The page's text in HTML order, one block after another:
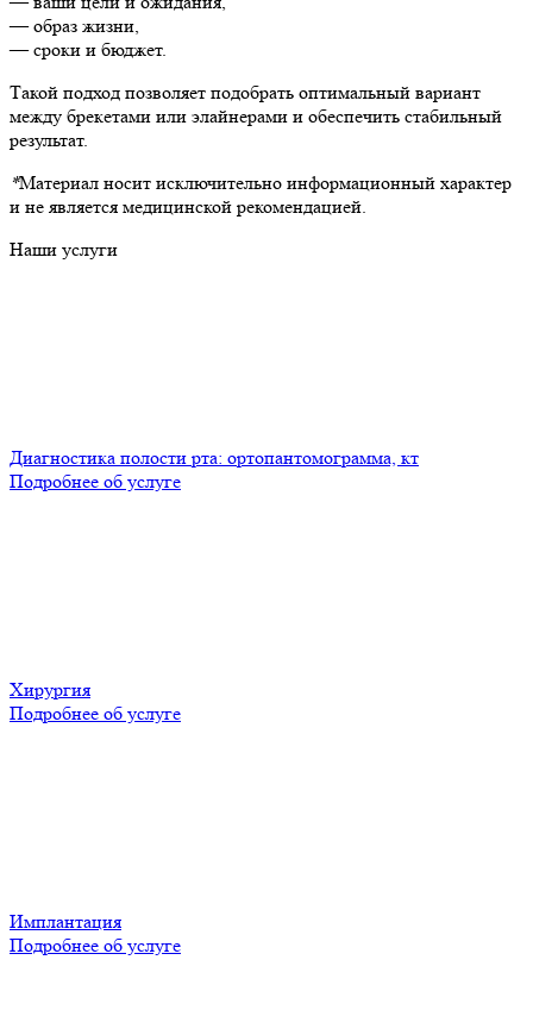
— образ жизни,
— сроки и бюджет.
Такой подход позволяет подобрать оптимальный вариант
между брекетами или элайнерами и обеспечить стабильный
результат.
*Материал носит исключительно информационный характер
и не является медицинской рекомендацией.
Наши услуги
Диагностика полости рта: ортопантомограмма, кт
Подробнее об услуге
Хирургия
Подробнее об услуге
Имплантация
Подробнее об услуге